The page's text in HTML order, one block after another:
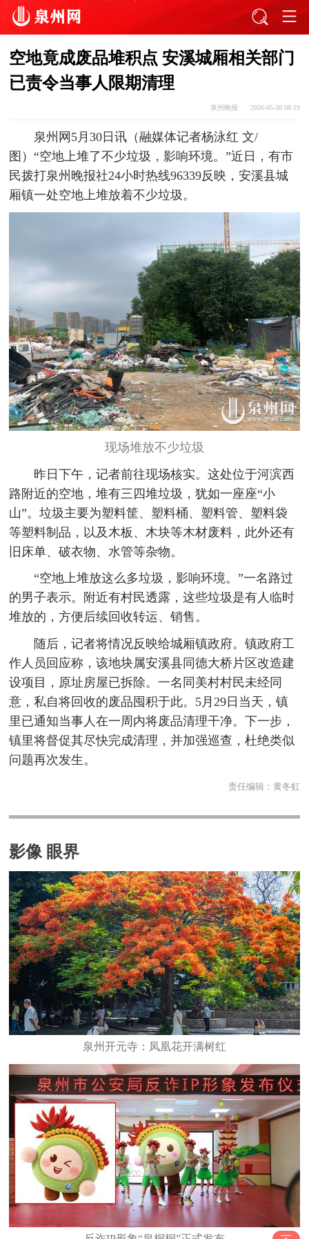
空地竟成废品堆积点 安溪城厢相关部门
已责令当事人限期清理
泉州晚报 2026-05-30 08:19
泉州网5月30日讯（融媒体记者杨泳红 文/
图）“空地上堆了不少垃圾，影响环境。”近日，有市
民拨打泉州晚报社24小时热线96339反映，安溪县城
厢镇一处空地上堆放着不少垃圾。
现场堆放不少垃圾
昨日下午，记者前往现场核实。这处位于河滨西
路附近的空地，堆有三四堆垃圾，犹如一座座“小
山”。垃圾主要为塑料筐、塑料桶、塑料管、塑料袋
等塑料制品，以及木板、木块等木材废料，此外还有
旧床单、破衣物、水管等杂物。
“空地上堆放这么多垃圾，影响环境。”一名路过
的男子表示。附近有村民透露，这些垃圾是有人临时
堆放的，方便后续回收转运、销售。
随后，记者将情况反映给城厢镇政府。镇政府工
作人员回应称，该地块属安溪县同德大桥片区改造建
设项目，原址房屋已拆除。一名同美村村民未经同
意，私自将回收的废品囤积于此。5月29日当天，镇
里已通知当事人在一周内将废品清理干净。下一步，
镇里将督促其尽快完成清理，并加强巡查，杜绝类似
问题再次发生。
责任编辑： 黄冬虹
影像 眼界
泉州开元寺：凤凰花开满树红